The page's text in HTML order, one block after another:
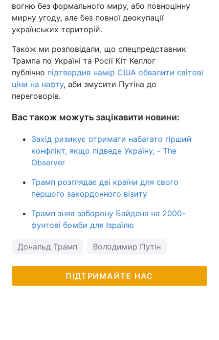
вогню без формального миру, або повноцінну
мирну угоду, але без повної деокупації
українських територій.
Також ми розповідали, що спецпредставник
Трампа по Україні та Росії Кіт Келлог
публічно підтвердив намір США обвалити світові
ціни на нафту, аби змусити Путіна до
переговорів.
Вас також можуть зацікавити новини:
Захід ризикує отримати набагато гірший
конфлікт, якщо підведе Україну, - The
Observer
Трамп розглядає дві країни для свого
першого закордонного візиту
Трамп зняв заборону Байдена на 2000-
фунтові бомби для Ізраїлю
Дональд Трамп Володимир Путін
ПІДТРИМАЙТЕ НАС